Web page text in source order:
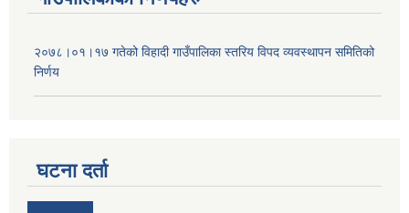
२०७८।०१।१७ गतेको विहादी गाउँपालिका स्तरिय विपद व्यवस्थापन समितिको
निर्णय
घटना दर्ता